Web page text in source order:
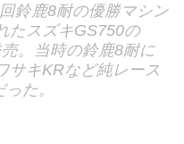
鈴鹿8耐の優勝マシン
たスズキGS750の
。当時の鈴鹿8耐に
サキKRなど純レース
た。